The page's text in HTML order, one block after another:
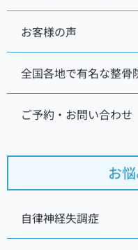
お客様の声
全国各地で有名な整骨
ご予約・お問い合わせ
お
自律神経失調症